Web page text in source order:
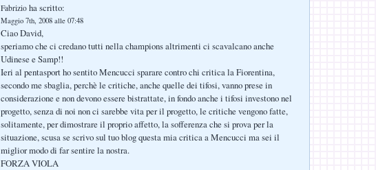
Fabrizio ha scritto:
Maggio 7th, 2008 alle 07:48
Ciao David,
speriamo che ci credano tutti nella champions altrimenti ci scavalcano anche
Udinese e Samp!!
Ieri al pentasport ho sentito Mencucci sparare contro chi critica la Fiorentina,
secondo me sbaglia, perchè le critiche, anche quelle dei tifosi, vanno prese in
considerazione e non devono essere bistrattate, in fondo anche i tifosi investono nel
progetto, senza di noi non ci sarebbe vita per il progetto, le critiche vengono fatte,
solitamente, per dimostrare il proprio affetto, la sofferenza che si prova per la
situazione, scusa se scrivo sul tuo blog questa mia critica a Mencucci ma sei il
miglior modo di far sentire la nostra.
FORZA VIOLA